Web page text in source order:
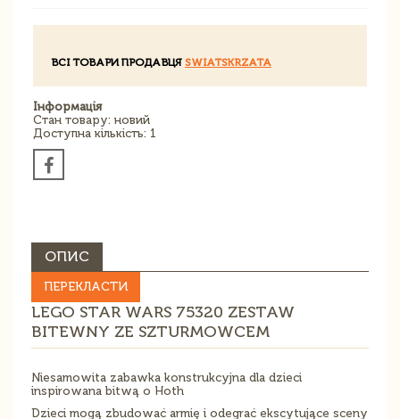
ВСІ ТОВАРИ ПРОДАВЦЯ SWIATSKRZATA
Інформація
Стан товару: новий
Доступна кількість: 1
ОПИС
ПЕРЕКЛАСТИ
LEGO STAR WARS 75320 ZESTAW
BITEWNY ZE SZTURMOWCEM
Niesamowita zabawka konstrukcyjna dla dzieci
inspirowana bitwą o Hoth
Dzieci mogą zbudować armię i odegrać ekscytujące sceny